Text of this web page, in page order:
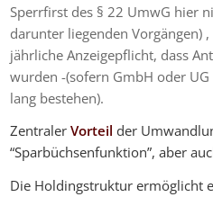
Sperrfirst des § 22 UmwG hier
darunter liegenden Vorgängen)
jährliche Anzeigepflicht, dass
wurden -(sofern GmbH oder
lang bestehen).
ZentralerVorteil der
“Sparbüchsenfunktion”, aber
Die Holdingstruktur ermöglicht